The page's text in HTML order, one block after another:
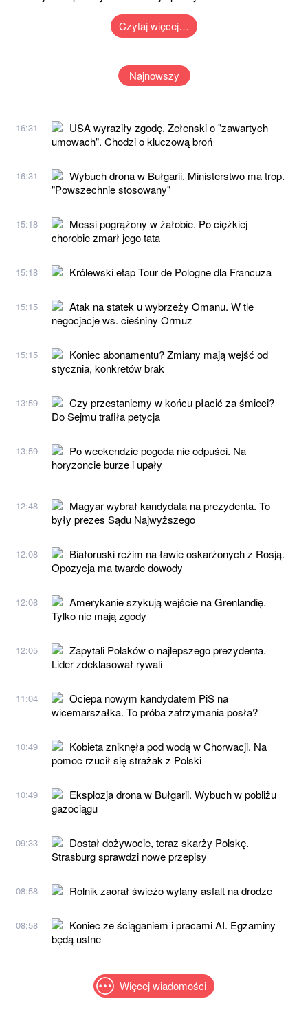
Czytaj więcej…
Najnowszy
16:31
USA wyraziły zgodę, Zełenski o "zawartych
umowach". Chodzi o kluczową broń
16:31
Wybuch drona w Bułgarii. Ministerstwo ma trop.
"Powszechnie stosowany"
15:18
Messi pogrążony w żałobie. Po ciężkiej
chorobie zmarł jego tata
15:18 Królewski etap Tour de Pologne dla Francuza
15:15
Atak na statek u wybrzeży Omanu. W tle
negocjacje ws. cieśniny Ormuz
15:15
Koniec abonamentu? Zmiany mają wejść od
stycznia, konkretów brak
13:59
Czy przestaniemy w końcu płacić za śmieci?
Do Sejmu trafiła petycja
13:59
Po weekendzie pogoda nie odpuści. Na
horyzoncie burze i upały
12:48
Magyar wybrał kandydata na prezydenta. To
były prezes Sądu Najwyższego
12:08
Białoruski reżim na ławie oskarżonych z Rosją.
Opozycja ma twarde dowody
12:08
Amerykanie szykują wejście na Grenlandię.
Tylko nie mają zgody
12:05
Zapytali Polaków o najlepszego prezydenta.
Lider zdeklasował rywali
11:04
Ociepa nowym kandydatem PiS na
wicemarszałka. To próba zatrzymania posła?
10:49
Kobieta zniknęła pod wodą w Chorwacji. Na
pomoc rzucił się strażak z Polski
10:49
Eksplozja drona w Bułgarii. Wybuch w pobliżu
gazociągu
09:33
Dostał dożywocie, teraz skarży Polskę.
Strasburg sprawdzi nowe przepisy
08:58 Rolnik zaorał świeżo wylany asfalt na drodze
08:58
Koniec ze ściąganiem i pracami AI. Egzaminy
będą ustne
Więcej wiadomości